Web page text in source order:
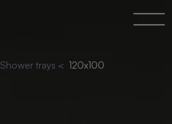
Shower trays < 120x100